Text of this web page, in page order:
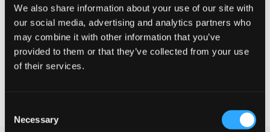
We also share information about your use of our site with
our social media, advertising and analytics partners who
may combine it with other information that you’ve
provided to them or that they’ve collected from your use
of their services.
Selection
Necessary
VELG EN STØRRELSE